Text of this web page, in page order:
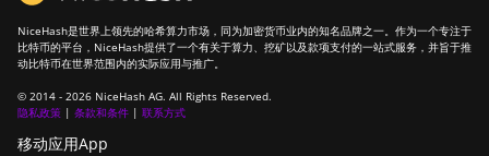
NiceHash是世界上领先的哈希算力市场，同为加密货币业内的知名品牌之一。作为一个专注于
比特币的平台，NiceHash提供了一个有关于算力、挖矿以及款项支付的一站式服务，并旨于推
动比特币在世界范围内的实际应用与推广。
© 2014 - 2026 NiceHash AG. All Rights Reserved.
隐私政策 | 条款和条件 | 联系方式
移动应用App